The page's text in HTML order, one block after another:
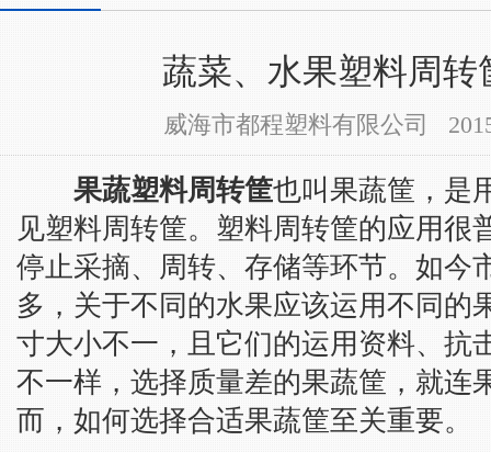
蔬菜、水果塑料周转
威海市都程塑料有限公司
果蔬塑料周转筐也叫果蔬筐，是
见塑料周转筐。塑料周转筐的应用很
停止采摘、周转、存储等环节。如今
多，关于不同的水果应该运用不同的
寸大小不一，且它们的运用资料、抗
不一样，选择质量差的果蔬筐，就连
而，如何选择合适果蔬筐至关重要。